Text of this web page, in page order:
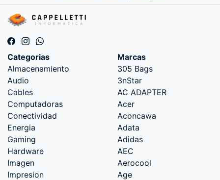
Categorias
Almacenamiento
Audio
Cables
Computadoras
Conectividad
Energia
Gaming
Hardware
Imagen
Impresion
Marcas
305 Bags
3nStar
AC ADAPTER
Acer
Aconcawa
Adata
Adidas
AEC
Aerocool
Age